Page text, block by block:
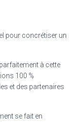
pour concrétiser un
à cette
100 %
et des partenaires
se fait en